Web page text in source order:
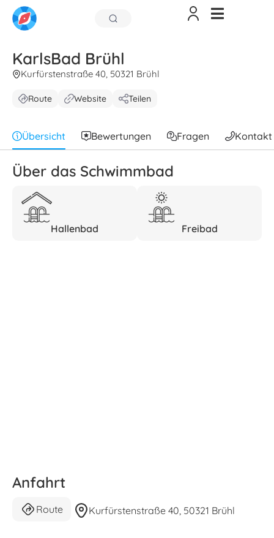
KarlsBad Brühl
Kurfürstenstraße 40, 50321 Brühl
Route Website Teilen
Übersicht Bewertungen Fragen Kontakt
Über das Schwimmbad
Hallenbad Freibad
Anfahrt
Route Kurfürstenstraße 40, 50321 Brühl